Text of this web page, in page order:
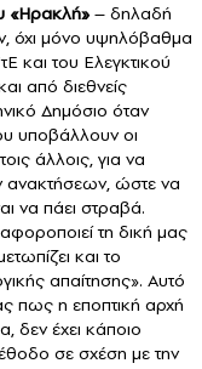
«Ηρακλή»– δηλαδή
όχι μόνο υψηλόβαθμα
και του Ελεγκτικού
από διεθνείς
Δημόσιο όταν
υποβάλλουν οι
άλλοις, για να
ανακτήσεων, ώστε να
να πάει στραβά.
τη δική μας
και το
απαίτησης». Αυτό
πως η εποπτική αρχή
δεν έχει κάποιο
σε σχέση με την